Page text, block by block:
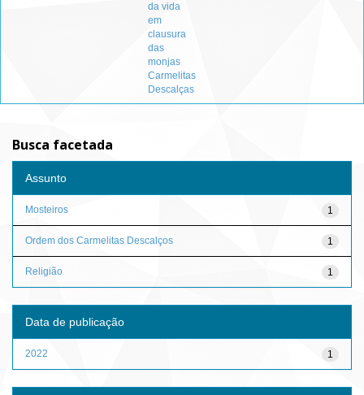
da vida
em
clausura
das
monjas
Carmelitas
Descalças
Busca facetada
Assunto
1
Mosteiros
1
Ordem dos Carmelitas Descalços
1
Religião
Data de publicação
1
2022